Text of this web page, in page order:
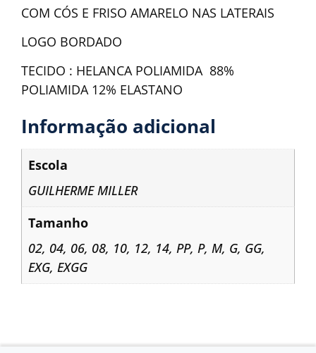
COM CÓS E FRISO AMARELO NAS LATERAIS
LOGO BORDADO
TECIDO : HELANCA POLIAMIDA 88%
POLIAMIDA 12% ELASTANO
Informação adicional
Escola
GUILHERME MILLER
Tamanho
02, 04, 06, 08, 10, 12, 14, PP, P, M, G, GG,
EXG, EXGG